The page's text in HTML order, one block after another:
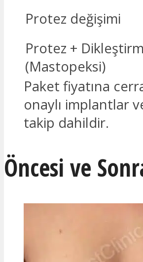
Protez değişimi
Protez +
(Mastopeksi)
Paket fiyatına
onaylı implantlar
takip dahildir.
Öncesi ve